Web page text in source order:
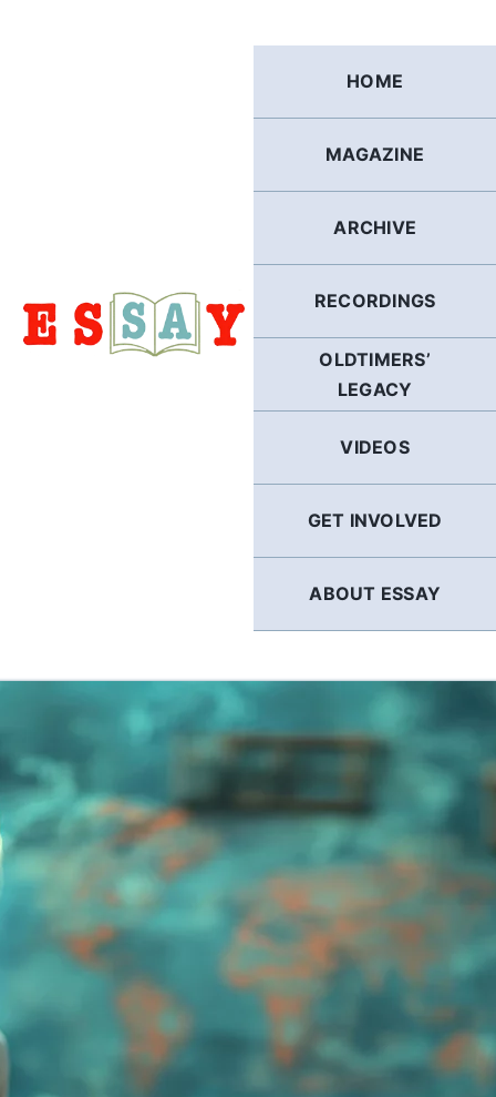
HOME
MAGAZINE
ARCHIVE
RECORDINGS
OLDTIMERS’
LEGACY
VIDEOS
GET INVOLVED
ABOUT ESSAY